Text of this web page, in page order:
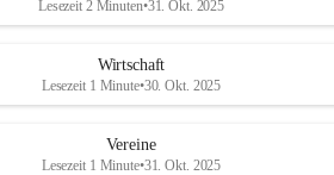
Lesezeit 2 Minuten•31. Okt. 2025
Wirtschaft
Lesezeit 1 Minute•30. Okt. 2025
Vereine
Lesezeit 1 Minute•31. Okt. 2025